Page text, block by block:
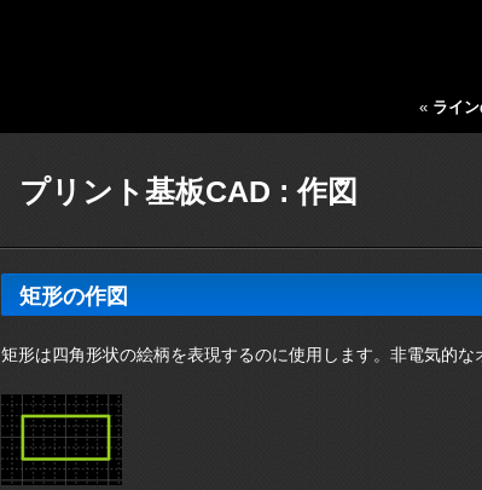
« ライ
プリント基板CAD : 作図
矩形の作図
矩形は四角形状の絵柄を表現するのに使用します。非電気的